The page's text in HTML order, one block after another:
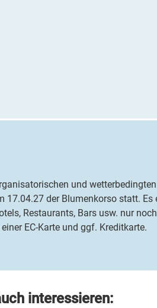
und
17.04.27 der Blumenkorso statt.
Restaurants, Bars usw. nur
EC-Karte und ggf. Kreditkarte.
interessieren: